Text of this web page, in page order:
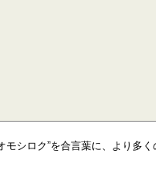
モシロク”を合言葉に、より多